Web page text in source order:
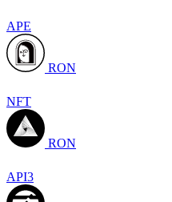
APE
RON
NFT
RON
API3